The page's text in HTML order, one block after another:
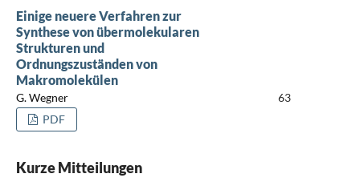
Einige neuere Verfahren zur
Synthese von übermolekularen
Strukturen und
Ordnungszuständen von
Makromolekülen
G. Wegner
63
PDF
Kurze Mitteilungen